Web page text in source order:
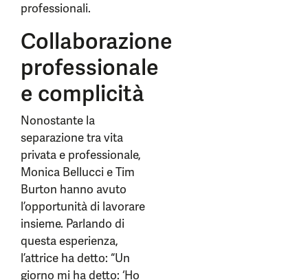
professionali.
Collaborazione
professionale
e complicità
Nonostante la
separazione tra vita
privata e professionale,
Monica Bellucci e Tim
Burton hanno avuto
l’opportunità di lavorare
insieme. Parlando di
questa esperienza,
l’attrice ha detto: “Un
giorno mi ha detto: ‘Ho